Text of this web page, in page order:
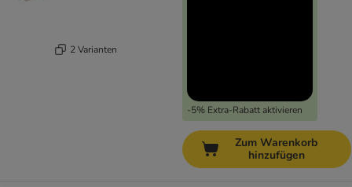
2 Varianten
-5% Extra-Rabatt aktivieren
Zum Warenkorb
hinzufügen